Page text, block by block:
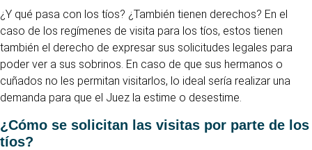
¿Y qué pasa con los tíos? ¿También tienen derechos? En el
caso de los regímenes de visita para los tíos, estos tienen
también el derecho de expresar sus solicitudes legales para
poder ver a sus sobrinos. En caso de que sus hermanos o
cuñados no les permitan visitarlos, lo ideal sería realizar una
demanda para que el Juez la estime o desestime.
¿Cómo se solicitan las visitas por parte de los
tíos?